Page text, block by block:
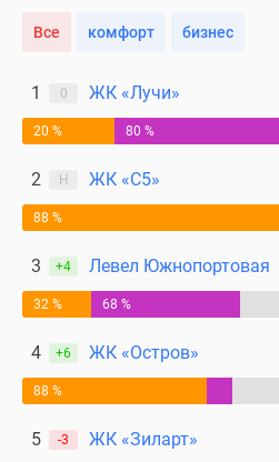
Все комфорт бизнес
1 0 ЖК «Лучи»
20 % 80 %
2 Н ЖК «С5»
88 %
3 +4 Левел Южнопортовая
32 % 68 %
4 +6 ЖК «Остров»
88 %
5 -3 ЖК «Зиларт»